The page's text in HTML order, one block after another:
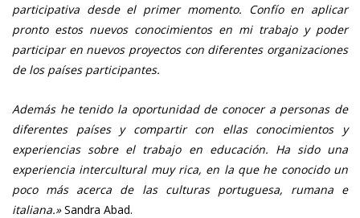
participativa desde el primer momento. Confío en aplicar
pronto estos nuevos conocimientos en mi trabajo y poder
participar en nuevos proyectos con diferentes organizaciones
de los países participantes.
Además he tenido la oportunidad de conocer a personas de
diferentes países y compartir con ellas conocimientos y
experiencias sobre el trabajo en educación. Ha sido una
experiencia intercultural muy rica, en la que he conocido un
poco más acerca de las culturas portuguesa, rumana e
italiana.»Sandra Abad.